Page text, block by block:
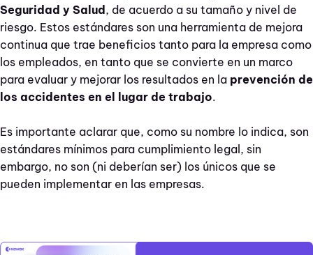
Seguridad y Salud, de acuerdo a su tamaño y nivel de
riesgo. Estos estándares son una herramienta de mejora
continua que trae beneficios tanto para la empresa como
los empleados, en tanto que se convierte en un marco
para evaluar y mejorar los resultados en la prevención de
los accidentes en el lugar de trabajo.
Es importante aclarar que, como su nombre lo indica, son
estándares mínimos para cumplimiento legal, sin
embargo, no son (ni deberían ser) los únicos que se
pueden implementar en las empresas.